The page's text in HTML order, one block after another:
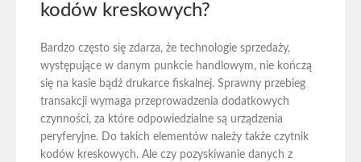
kodów kreskowych?
Bardzo często się zdarza, że technologie sprzedaży,
występujące w danym punkcie handlowym, nie kończą
się na kasie bądź drukarce fiskalnej. Sprawny przebieg
transakcji wymaga przeprowadzenia dodatkowych
czynności, za które odpowiedzialne są urządzenia
peryferyjne. Do takich elementów należy także czytnik
kodów kreskowych. Ale czy pozyskiwanie danych z